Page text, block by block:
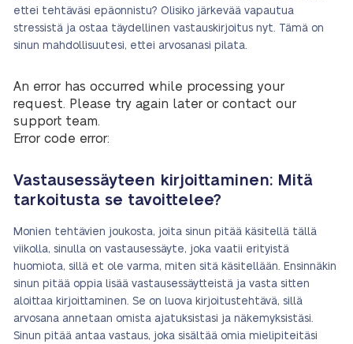
ettei tehtäväsi epäonnistu? Olisiko järkevää vapautua
stressistä ja ostaa täydellinen vastauskirjoitus nyt. Tämä on
sinun mahdollisuutesi, ettei arvosanasi pilata.
An error has occurred while processing your
request. Please try again later or contact our
support team.
Error code error:
Vastausessäyteen kirjoittaminen: Mitä
tarkoitusta se tavoittelee?
Monien tehtävien joukosta, joita sinun pitää käsitellä tällä
viikolla, sinulla on vastausessäyte, joka vaatii erityistä
huomiota, sillä et ole varma, miten sitä käsitellään. Ensinnäkin
sinun pitää oppia lisää vastausessäytteistä ja vasta sitten
aloittaa kirjoittaminen. Se on luova kirjoitustehtävä, sillä
arvosana annetaan omista ajatuksistasi ja näkemyksistäsi.
Sinun pitää antaa vastaus, joka sisältää omia mielipiteitäsi